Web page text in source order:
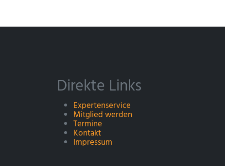
Direkte Links
Expertenservice
Mitglied werden
Termine
Kontakt
Impressum